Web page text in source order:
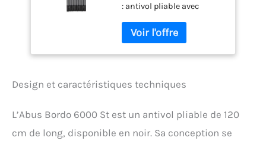
: antivol pliable avec
d'épaisseur en acier
trempé et cylindre ABUS
Plus contre les tentatives
picking L'antivol Bordo
dans sa variante Big : ici
large de 120 cm de long -
idéal pour verrouiller un
Design et caractéristiques techniques
L’Abus Bordo 6000 St est un antivol pliable de 120
cm de long, disponible en noir. Sa conception se